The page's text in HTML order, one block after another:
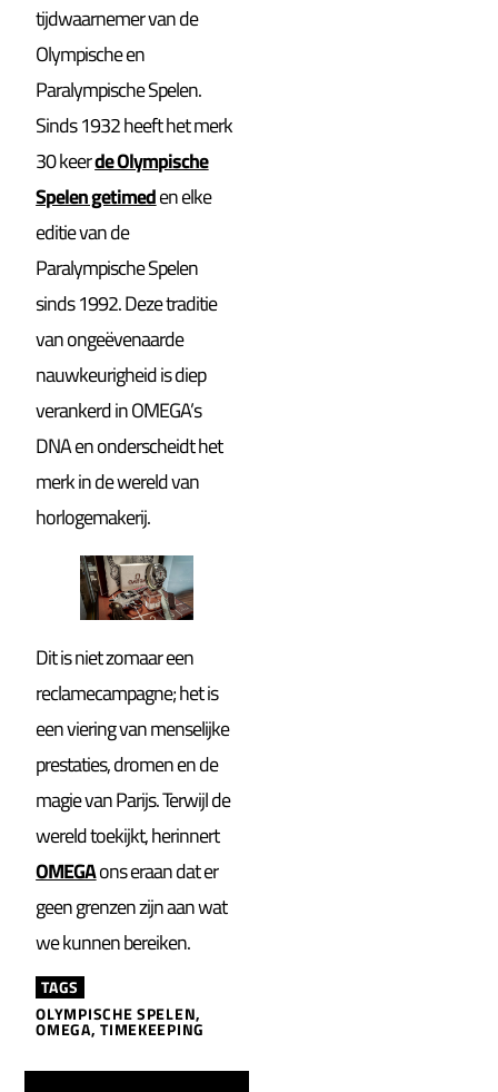
tijdwaarnemer van de
Olympische en
Paralympische Spelen.
Sinds 1932 heeft het merk
30 keerde Olympische
Spelen getimeden elke
editie van de
Paralympische Spelen
sinds 1992. Deze traditie
van ongeëvenaarde
nauwkeurigheid is diep
verankerd in OMEGA’s
DNA en onderscheidt het
merk in de wereld van
horlogemakerij.
Dit is niet zomaar een
reclamecampagne; het is
een viering van menselijke
prestaties, dromen en de
magie van Parijs. Terwijl de
wereld toekijkt, herinnert
OMEGAons eraan dat er
geen grenzen zijn aan wat
we kunnen bereiken.
TAGS
OLYMPISCHE SPELEN,
OMEGA,TIMEKEEPING